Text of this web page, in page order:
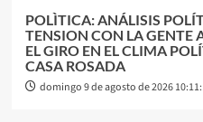
POLÌTICA: ANÁLISIS
TENSION CON LA GENTE
EL GIRO EN EL CLIMA
CASA ROSADA
domingo 9 de agosto de 2026